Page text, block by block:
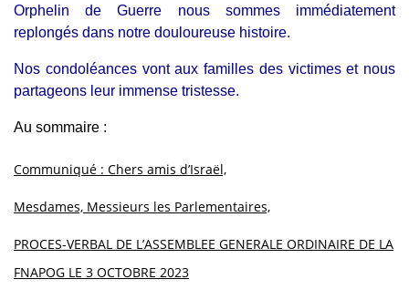
Orphelin de Guerre nous sommes immédiatement
replongés dans notre douloureuse histoire.
Nos condoléances vont aux familles des victimes et nous
partageons leur immense tristesse.
Au sommaire :
Communiqué : Chers amis d’Israël,
Mesdames, Messieurs les Parlementaires,
PROCES-VERBAL DE L’ASSEMBLEE GENERALE ORDINAIRE DE LA
FNAPOG LE 3 OCTOBRE 2023